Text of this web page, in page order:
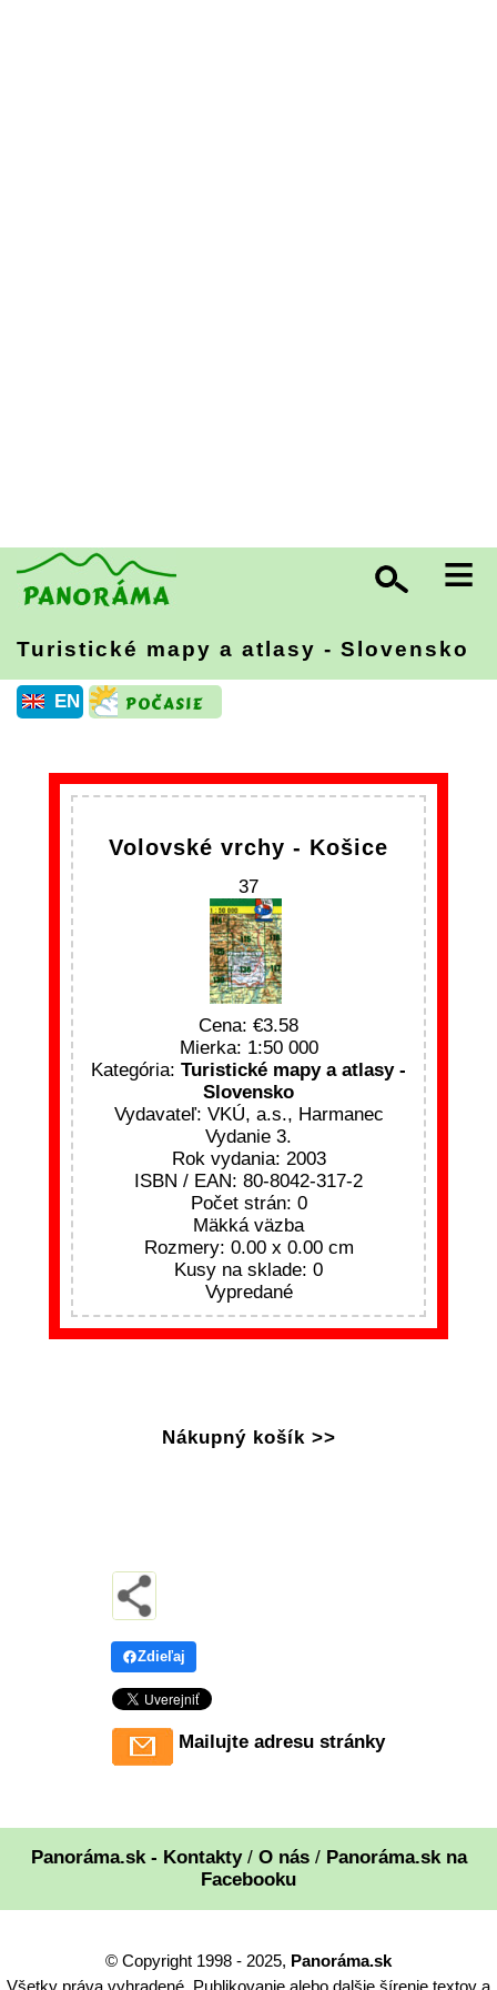
≡
Turistické mapy a atlasy - Slovensko
EN
Volovské vrchy - Košice
37
Cena:
3.58
Mierka: 1:50 000
Kategória: Turistické mapy a atlasy -
Slovensko
Vydavateľ: VKÚ, a.s., Harmanec
Vydanie 3.
Rok vydania: 2003
ISBN / EAN: 80-8042-317-2
Počet strán: 0
Mäkká väzba
Rozmery: 0.00 x 0.00 cm
Kusy na sklade: 0
Vypredané
Nákupný košík >>
Zdieľaj
Mailujte adresu stránky
Panoráma.sk - Kontakty/ O nás/ Panoráma.sk na
Facebooku
© Copyright 1998 - 2025, Panoráma.sk
Všetky práva vyhradené. Publikovanie alebo dalšie šírenie textov a